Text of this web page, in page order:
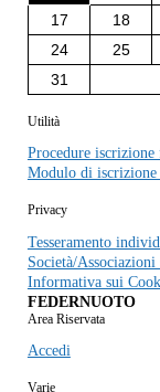
17
18
24
25
31
Utilità
Procedure
Modulo di
Privacy
Tesseramento
Società/
Informativa sui
FEDERNUOTO
Area Riservata
Accedi
Varie